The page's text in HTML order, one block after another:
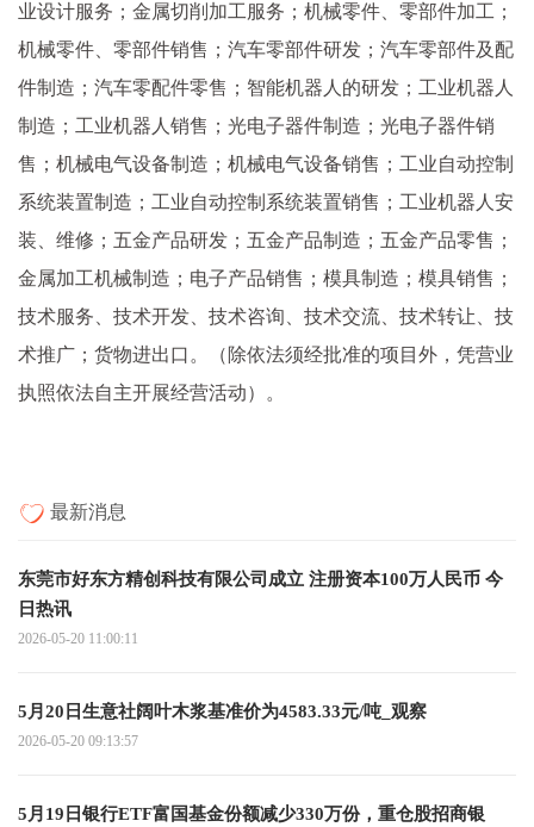
业设计服务；金属切削加工服务；机械零件、零部件加工；
机械零件、零部件销售；汽车零部件研发；汽车零部件及配
件制造；汽车零配件零售；智能机器人的研发；工业机器人
制造；工业机器人销售；光电子器件制造；光电子器件销
售；机械电气设备制造；机械电气设备销售；工业自动控制
系统装置制造；工业自动控制系统装置销售；工业机器人安
装、维修；五金产品研发；五金产品制造；五金产品零售；
金属加工机械制造；电子产品销售；模具制造；模具销售；
技术服务、技术开发、技术咨询、技术交流、技术转让、技
术推广；货物进出口。（除依法须经批准的项目外，凭营业
执照依法自主开展经营活动）。
最新消息
东莞市好东方精创科技有限公司成立 注册资本100万人民币 今
日热讯
2026-05-20 11:00:11
5月20日生意社阔叶木浆基准价为4583.33元/吨_观察
2026-05-20 09:13:57
5月19日银行ETF富国基金份额减少330万份，重仓股招商银